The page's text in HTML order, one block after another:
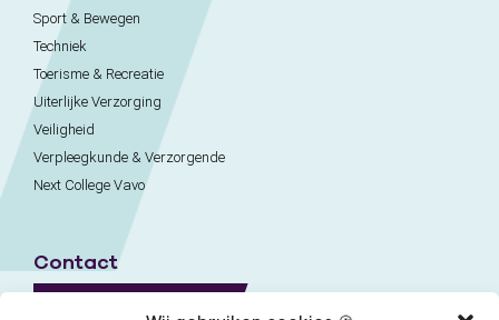
Sport & Bewegen
Techniek
Toerisme & Recreatie
Uiterlijke Verzorging
Veiligheid
Verpleegkunde & Verzorgende
Next College Vavo
Contact